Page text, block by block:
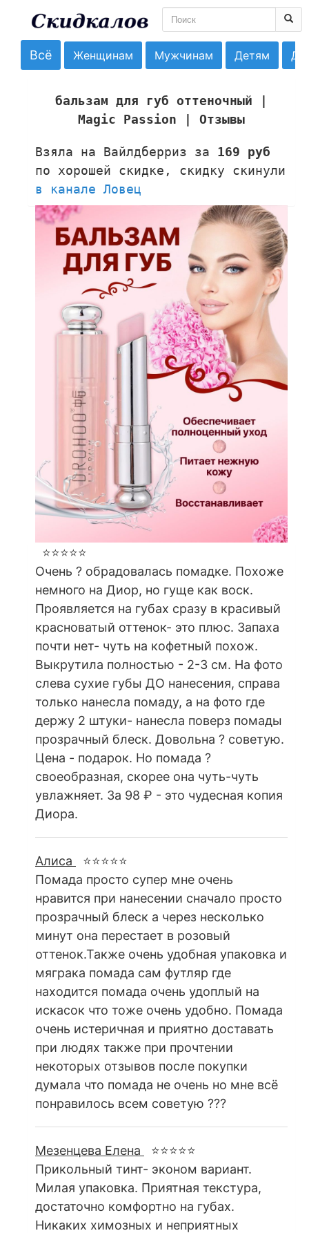
Всё Женщинам Мужчинам Детям
бальзам для губ оттеночный |
Magic Passion | Отзывы
Взяла на Вайлдберриз за 169 руб
по хорошей скидке, скидку скинули
в канале Ловец
⭐⭐⭐⭐⭐
Очень ? обрадовалась помадке. Похоже
немного на Диор, но гуще как воск.
Проявляется на губах сразу в красивый
красноватый оттенок- это плюс. Запаха
почти нет- чуть на кофетный похож.
Выкрутила полностью - 2-3 см. На фото
слева сухие губы ДО нанесения, справа
только нанесла помаду, а на фото где
держу 2 штуки- нанесла поверз помады
прозрачный блеск. Довольна ? советую.
Цена - подарок. Но помада ?
своеобразная, скорее она чуть-чуть
увлажняет. За 98 ₽ - это чудесная копия
Диора.
Алиса
⭐⭐⭐⭐⭐
Помада просто супер мне очень
нравится при нанесении сначало просто
прозрачный блеск а через несколько
минут она перестает в розовый
оттенок.Также очень удобная упаковка и
мяграка помада сам футляр где
находится помада очень удоплый на
искасок что тоже очень удобно. Помада
очень истеричная и приятно доставать
при людях также при прочтении
некоторых отзывов после покупки
думала что помада не очень но мне всё
понравилось всем советую ???
Мезенцева Елена
⭐⭐⭐⭐⭐
Прикольный тинт- эконом вариант.
Милая упаковка. Приятная текстура,
достаточно комфортно на губах.
Никаких химозных и неприятных